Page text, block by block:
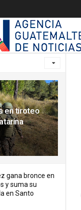
en tiroteo
gana bronce en
y suma su
en Santo